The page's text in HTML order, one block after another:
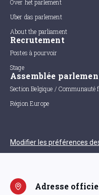
Over het parlement
Uber das parlement
About the parliament
Recrutement
Postes à pourvoir
Stage
Assemblée
Section Belgique /
Région Europe
Modifier les préférences
Adresse